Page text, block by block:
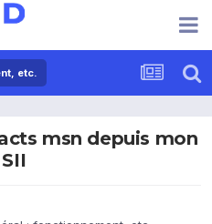
etc.
msn depuis mon